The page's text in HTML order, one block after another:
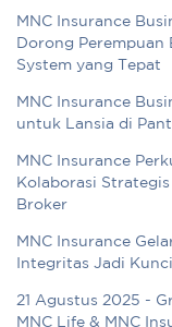
MNC Insurance
Dorong
System yang Tepat
MNC Insurance
untuk Lansia di
MNC Insurance
Kolaborasi
Broker
MNC Insurance
Integritas Jadi
21 Agustus 2025 -
MNC Life & MNC